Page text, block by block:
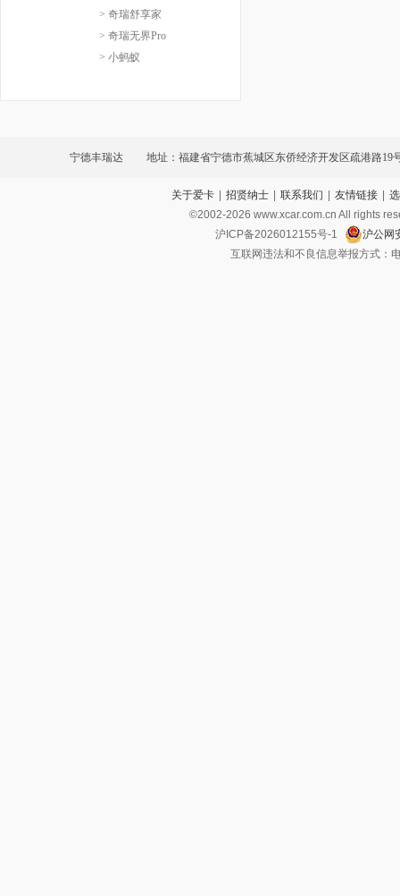
> 奇瑞舒享家
> 奇瑞无界Pro
> 小蚂蚁
宁德丰瑞达 地址：福建省宁德市蕉城区东侨经济开发区疏港路19
关于爱卡 | 招贤纳士 | 联系我们 | 友情链接 |
©2002-2026 www.xcar.com.cn All rights
沪ICP备2026012155号-1
沪公网
互联网违法和不良信息举报方式：